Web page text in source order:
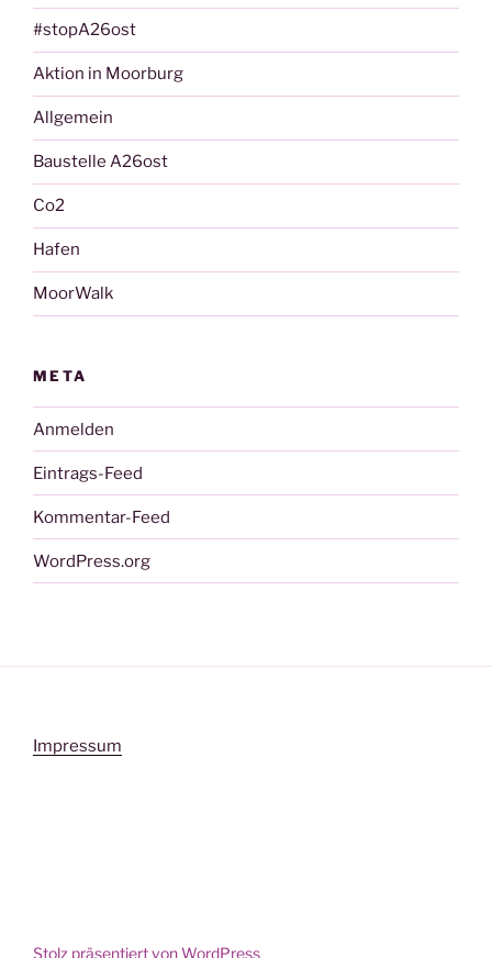
#stopA26ost
Aktion in Moorburg
Allgemein
Baustelle A26ost
Co2
Hafen
MoorWalk
META
Anmelden
Eintrags-Feed
Kommentar-Feed
WordPress.org
Impressum
Stolz präsentiert von WordPress